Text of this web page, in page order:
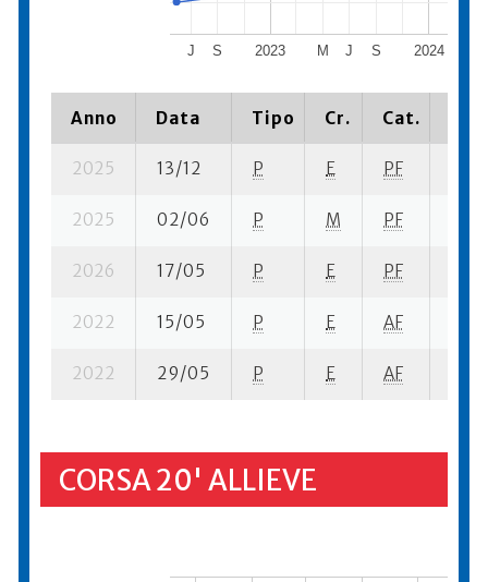
2023 2024
J S M J S
Anno Data Tipo Cr. Cat.
2025 13/12 P E PF
2025 02/06 P M PF
2026 17/05 P E PF
2022 15/05 P E AF
2022 29/05 P E AF
CORSA 20' ALLIEVE